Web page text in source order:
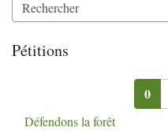
Pétitions
0
Défendons la forêt